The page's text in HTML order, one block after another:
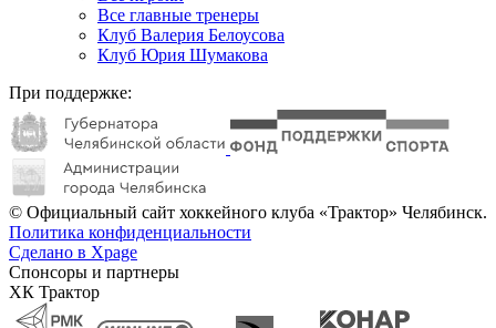
Все главные тренеры
Клуб Валерия Белоусова
Клуб Юрия Шумакова
При поддержке:
© Официальный сайт хоккейного клуба «Трактор» Челябинск.
Политика конфиденциальности
Сделано в Xpage
Спонсоры и партнеры
ХК Трактор